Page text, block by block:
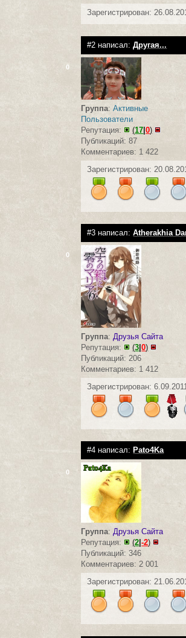
Зарегистрирован:
#2 написал:Другая...
0
Группа:Активные
Пользователи
Репутация:
(17|0)
Публикаций: 87
Комментариев: 1 422
Зарегистрирован:
#3 написал:Atherakhia
0
Группа: Друзья Сайта
Репутация:
(3|0)
Публикаций: 206
Комментариев: 1 412
Зарегистрирован: 6.09.2011
#4 написал:Pato4Ka
0
Группа: Друзья Сайта
Репутация:
(2|-2)
Публикаций: 346
Комментариев: 2 001
Зарегистрирован: